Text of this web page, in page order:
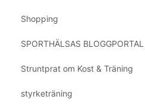
Shopping
SPORTHÄLSAS BLOGGPORTAL
Struntprat om Kost & Träning
styrketräning